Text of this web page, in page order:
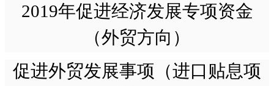
2019年促进经济发展专项资金
（外贸方向）
促进外贸发展事项（进口贴息项